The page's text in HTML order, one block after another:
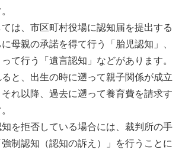
は、市区町村役場に認知届を提出する
母親の承諾を得て行う「胎児認知」、
て行う「遺言認知」などがあります。
と、出生の時に遡って親子関係が成立
れ以降、過去に遡って養育費を請求す
を拒否している場合には、裁判所の手
制認知（認知の訴え）」を行うことに